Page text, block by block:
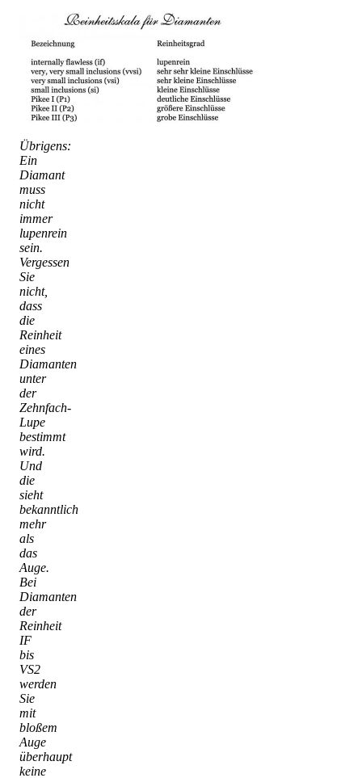
Übrigens:
Ein
Diamant
muss
nicht
immer
lupenrein
sein.
Vergessen
Sie
nicht,
dass
die
Reinheit
eines
Diamanten
unter
der
Zehnfach-
Lupe
bestimmt
wird.
Und
die
sieht
bekanntlich
mehr
als
das
Auge.
Bei
Diamanten
der
Reinheit
IF
bis
VS2
werden
Sie
mit
bloßem
Auge
überhaupt
keine